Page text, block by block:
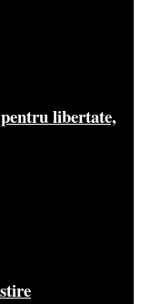
libertate,